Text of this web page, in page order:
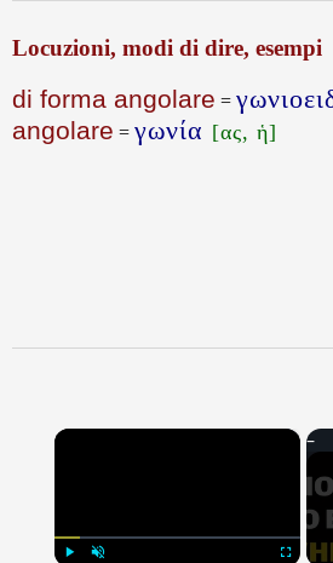
Locuzioni, modi di dire, esempi
di forma angolare =
angolare = γωνία [ας, ἡ]
×